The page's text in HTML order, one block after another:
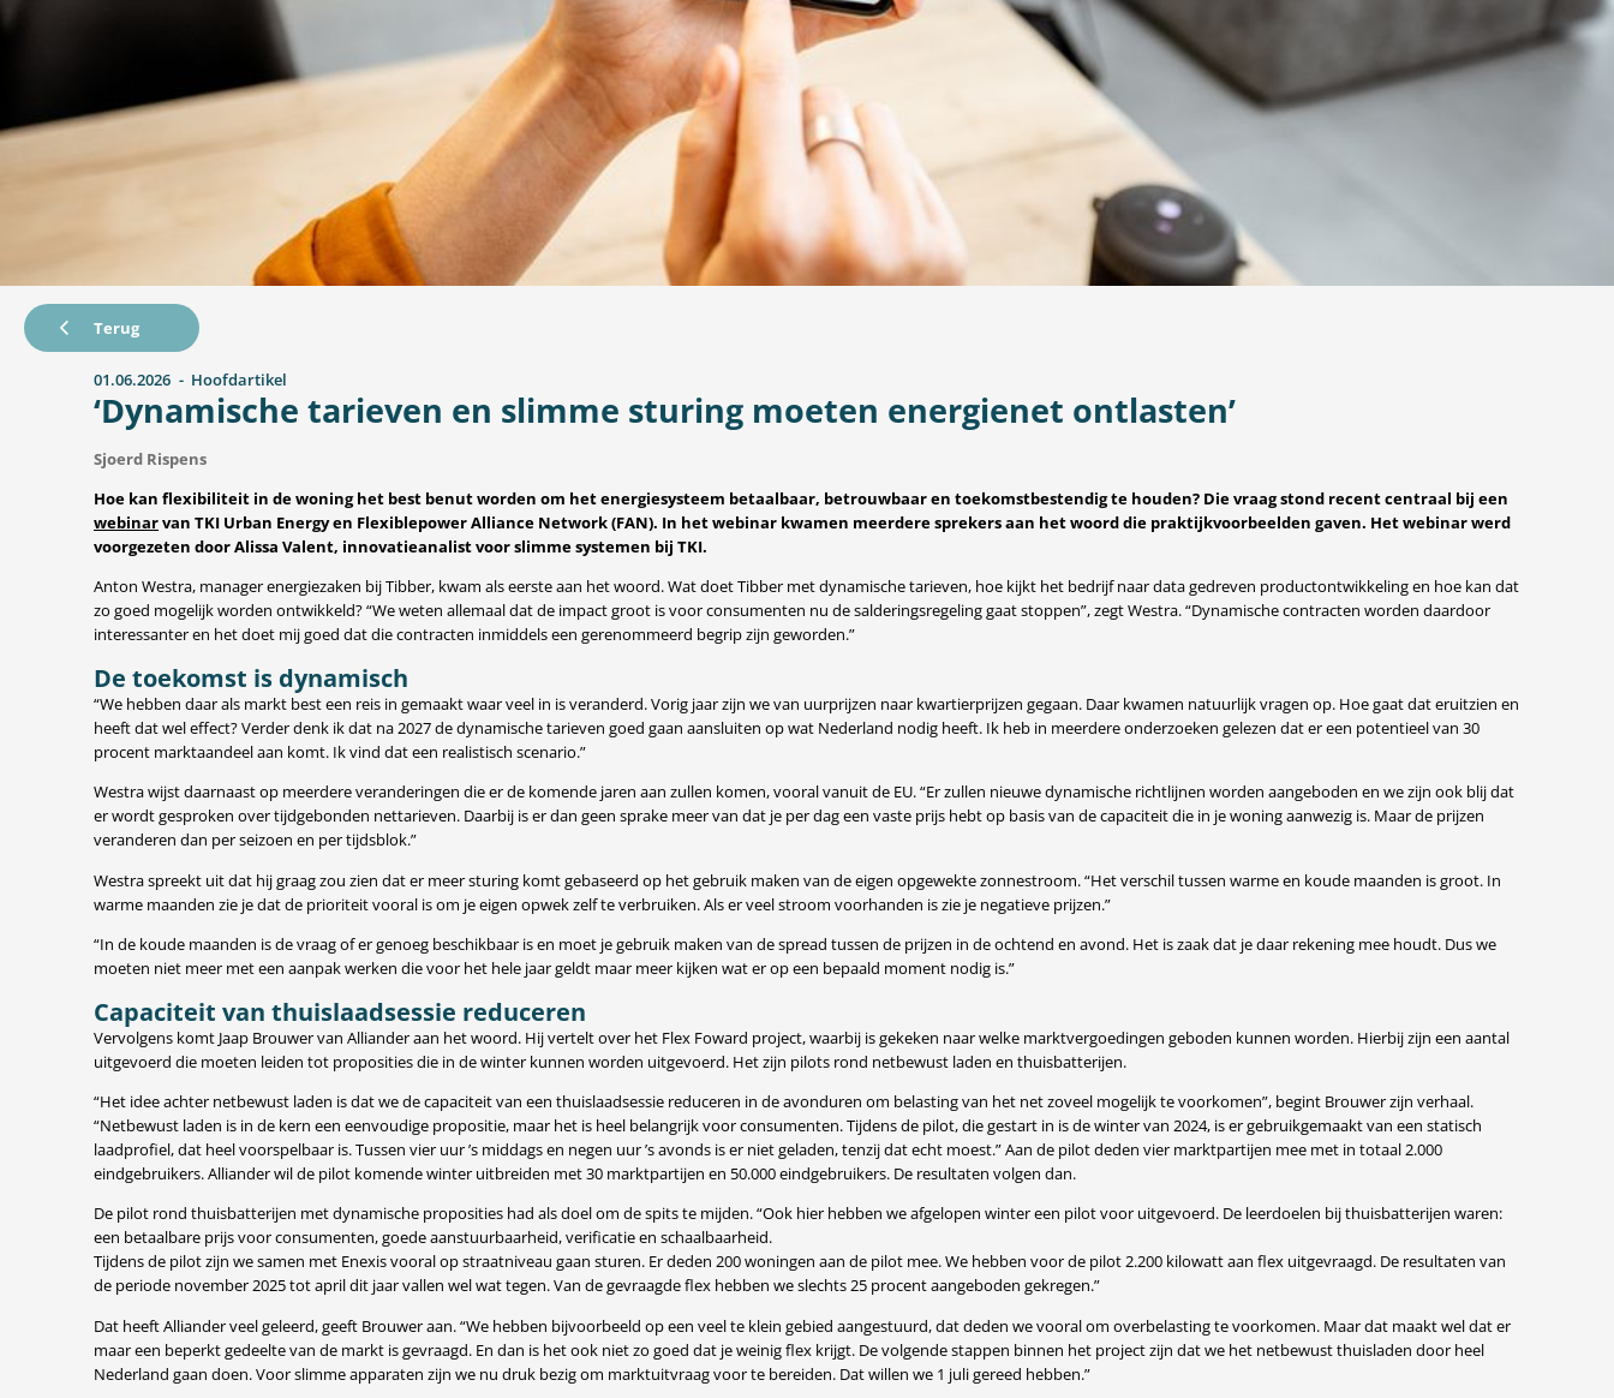
‘Dynamische tarieven en slimme sturing moeten energienet ontlasten’
Terug
01.06.2026 Hoofdartikel
Sjoerd Rispens
Hoe kan flexibiliteit in de woning het best benut worden om het energiesysteem betaalbaar, betrouwbaar en toekomstbestendig te houden? Die vraag stond recent centraal bij een
webinarvan TKI Urban Energy en Flexiblepower Alliance Network (FAN). In het webinar kwamen meerdere sprekers aan het woord die praktijkvoorbeelden gaven. Het webinar werd
voorgezeten door Alissa Valent, innovatieanalist voor slimme systemen bij TKI.
Anton Westra, manager energiezaken bij Tibber, kwam als eerste aan het woord. Wat doet Tibber met dynamische tarieven, hoe kijkt het bedrijf naar data gedreven productontwikkeling en hoe kan dat
zo goed mogelijk worden ontwikkeld? “We weten allemaal dat de impact groot is voor consumenten nu de salderingsregeling gaat stoppen”, zegt Westra. “Dynamische contracten worden daardoor
interessanter en het doet mij goed dat die contracten inmiddels een gerenommeerd begrip zijn geworden.”
De toekomst is dynamisch
“We hebben daar als markt best een reis in gemaakt waar veel in is veranderd. Vorig jaar zijn we van uurprijzen naar kwartierprijzen gegaan. Daar kwamen natuurlijk vragen op. Hoe gaat dat eruitzien en
heeft dat wel effect? Verder denk ik dat na 2027 de dynamische tarieven goed gaan aansluiten op wat Nederland nodig heeft. Ik heb in meerdere onderzoeken gelezen dat er een potentieel van 30
procent marktaandeel aan komt. Ik vind dat een realistisch scenario.”
Westra wijst daarnaast op meerdere veranderingen die er de komende jaren aan zullen komen, vooral vanuit de EU. “Er zullen nieuwe dynamische richtlijnen worden aangeboden en we zijn ook blij dat
er wordt gesproken over tijdgebonden nettarieven. Daarbij is er dan geen sprake meer van dat je per dag een vaste prijs hebt op basis van de capaciteit die in je woning aanwezig is. Maar de prijzen
veranderen dan per seizoen en per tijdsblok.”
Westra spreekt uit dat hij graag zou zien dat er meer sturing komt gebaseerd op het gebruik maken van de eigen opgewekte zonnestroom. “Het verschil tussen warme en koude maanden is groot. In
warme maanden zie je dat de prioriteit vooral is om je eigen opwek zelf te verbruiken. Als er veel stroom voorhanden is zie je negatieve prijzen.”
“In de koude maanden is de vraag of er genoeg beschikbaar is en moet je gebruik maken van de spread tussen de prijzen in de ochtend en avond. Het is zaak dat je daar rekening mee houdt. Dus we
moeten niet meer met een aanpak werken die voor het hele jaar geldt maar meer kijken wat er op een bepaald moment nodig is.”
Capaciteit van thuislaadsessie reduceren
Vervolgens komt Jaap Brouwer van Alliander aan het woord. Hij vertelt over het Flex Foward project, waarbij is gekeken naar welke marktvergoedingen geboden kunnen worden. Hierbij zijn een aantal
uitgevoerd die moeten leiden tot proposities die in de winter kunnen worden uitgevoerd. Het zijn pilots rond netbewust laden en thuisbatterijen.
“Het idee achter netbewust laden is dat we de capaciteit van een thuislaadsessie reduceren in de avonduren om belasting van het net zoveel mogelijk te voorkomen”, begint Brouwer zijn verhaal.
“Netbewust laden is in de kern een eenvoudige propositie, maar het is heel belangrijk voor consumenten. Tijdens de pilot, die gestart in is de winter van 2024, is er gebruikgemaakt van een statisch
laadprofiel, dat heel voorspelbaar is. Tussen vier uur ’s middags en negen uur ’s avonds is er niet geladen, tenzij dat echt moest.” Aan de pilot deden vier marktpartijen mee met in totaal 2.000
eindgebruikers. Alliander wil de pilot komende winter uitbreiden met 30 marktpartijen en 50.000 eindgebruikers. De resultaten volgen dan.
De pilot rond thuisbatterijen met dynamische proposities had als doel om de spits te mijden. “Ook hier hebben we afgelopen winter een pilot voor uitgevoerd. De leerdoelen bij thuisbatterijen waren:
een betaalbare prijs voor consumenten, goede aanstuurbaarheid, verificatie en schaalbaarheid.
Tijdens de pilot zijn we samen met Enexis vooral op straatniveau gaan sturen. Er deden 200 woningen aan de pilot mee. We hebben voor de pilot 2.200 kilowatt aan flex uitgevraagd. De resultaten van
de periode november 2025 tot april dit jaar vallen wel wat tegen. Van de gevraagde flex hebben we slechts 25 procent aangeboden gekregen.”
Dat heeft Alliander veel geleerd, geeft Brouwer aan. “We hebben bijvoorbeeld op een veel te klein gebied aangestuurd, dat deden we vooral om overbelasting te voorkomen. Maar dat maakt wel dat er
maar een beperkt gedeelte van de markt is gevraagd. En dan is het ook niet zo goed dat je weinig flex krijgt. De volgende stappen binnen het project zijn dat we het netbewust thuisladen door heel
Nederland gaan doen. Voor slimme apparaten zijn we nu druk bezig om marktuitvraag voor te bereiden. Dat willen we 1 juli gereed hebben.”